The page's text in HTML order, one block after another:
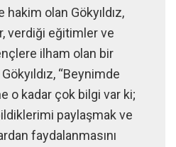
olan Gökyıldız,
verdiği eğitimler ve
ilham olan bir
“Beynimde
o kadar çok bilgi var ki;
paylaşmak ve
faydalanmasını